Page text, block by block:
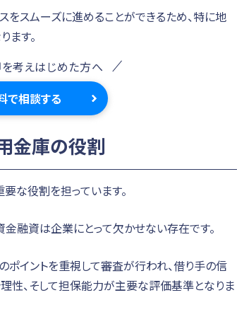
をスムーズに進めることができるため、特に地
ます。
考えはじめた方へ
で相談する
金庫の役割
な役割を担っています。
融資は企業にとって欠かせない存在です。
ポイントを重視して審査が行われ、借り手の信
性、そして担保能力が主要な評価基準となりま